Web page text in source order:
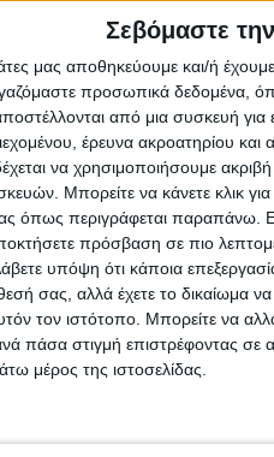
Σεβόμαστε
μας αποθηκεύουμε και/ή
προσωπικά δεδομένα,
από μια συσκευή για
έρευνα ακροατηρίου
να χρησιμοποιήσουμε
Μπορείτε να κάνετε κλικ για
όπως περιγράφεται παραπάνω.
πρόσβαση σε πιο
υπόψη ότι κάποια
σας, αλλά έχετε το δικαίωμα
τον ιστότοπο. Μπορείτε να
πάσα στιγμή επιστρέφοντας σε
μέρος της ιστοσελίδας.